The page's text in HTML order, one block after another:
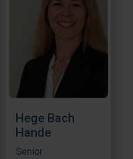
Hege Bach
Hande
Senior